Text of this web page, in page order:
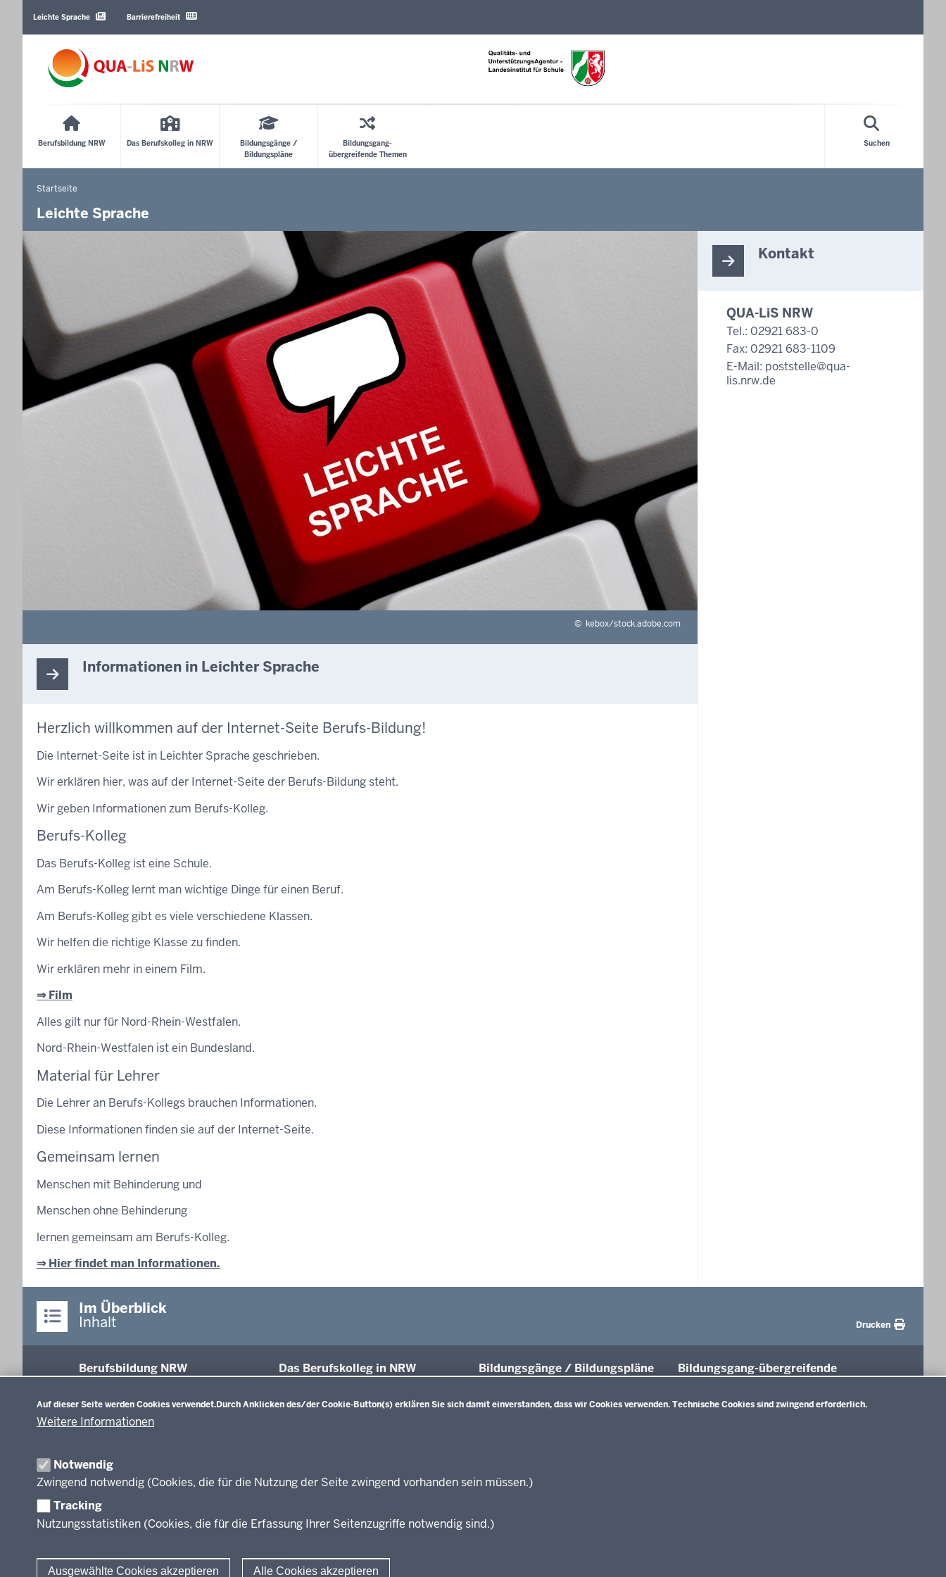
Auf dieser Seite werden Cookies verwendet.Durch Anklicken des/der Cookie-Button(s) erklären Sie sich damit einverstanden, dass wir Cookies verwenden. Technische Cookies sind zwingend erforderlich.
Weitere Informationen
Notwendig
Zwingend notwendig (Cookies, die für die Nutzung der Seite zwingend vorhanden sein müssen.)
Tracking
Nutzungsstatistiken (Cookies, die für die Erfassung Ihrer Seitenzugriffe notwendig sind.)
Ausgewählte Cookies akzeptieren Alle Cookies akzeptieren
Sprachen
Leichte Sprache Barrierefreiheit
Berufsbildung NRW Das Berufskolleg in NRW
Bildungsgänge /
Bildungspläne
Bildungsgang-
übergreifende Themen
Suchen
Sie
befinden
Startseite
Leichte Sprache
© kebox/stock.adobe.com
Informationen in Leichter Sprache
Herzlich willkommen auf der Internet-Seite Berufs-Bildung!
Die Internet-Seite ist in Leichter Sprache geschrieben.
Wir erklären hier, was auf der Internet-Seite der Berufs-Bildung steht.
Wir geben Informationen zum Berufs-Kolleg.
Berufs-Kolleg
Das Berufs-Kolleg ist eine Schule.
Am Berufs-Kolleg lernt man wichtige Dinge für einen Beruf.
Am Berufs-Kolleg gibt es viele verschiedene Klassen.
Wir helfen die richtige Klasse zu finden.
Wir erklären mehr in einem Film.
⇒ Film
Alles gilt nur für Nord-Rhein-Westfalen.
Nord-Rhein-Westfalen ist ein Bundesland.
Material für Lehrer
Die Lehrer an Berufs-Kollegs brauchen Informationen.
Diese Informationen finden sie auf der Internet-Seite.
Gemeinsam lernen
Menschen mit Behinderung und
Menschen ohne Behinderung
lernen gemeinsam am Berufs-Kolleg.
⇒ Hier findet man Informationen.
Kontakt
QUA-LiS NRW
Tel.: 02921 683-0
Fax: 02921 683-1109
E-Mail: poststelle@qua-
lis.nrw.de
Im Überblick
Inhalt Drucken
Berufsbildung NRW Das Berufskolleg in NRW
Fachkräfte von morgen
Weiterführende Links
Bildungsgänge / Bildungspläne
Bildungspläne Ausbildungsvorbereitung
Fachoberschule (Anlage C)
Bildungspläne Berufliches Gymnasium und
Bildungspläne Fachschule (Anlage E)
Bildungsgang-übergreifende
Unterricht